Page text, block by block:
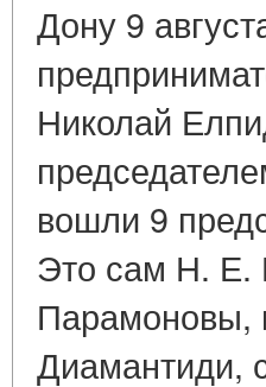
Дону 9
Николай
вошли 9
Это сам Н. Е.
Парамоновы,
Диамантиди,